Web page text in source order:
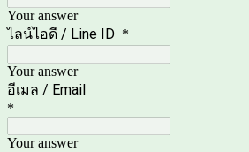
Your answer
ไลน์ไอดี / Line ID *
Your answer
อีเมล / Email
*
Your answer